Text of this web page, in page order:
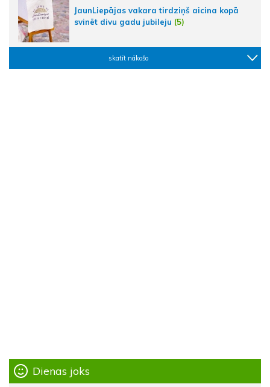
JaunLiepājas vakara tirdziņš aicina kopā
svinēt divu gadu jubileju (5)
skatīt nākošo
Dienas joks